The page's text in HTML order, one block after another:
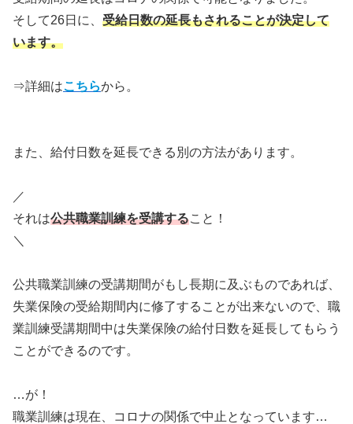
そして26日に、 受給日数の延長もされることが決定して
います。
⇒詳細はこちらから。
また、給付日数を延長できる別の方法があります。
／
それは公共職業訓練を受講すること！
＼
公共職業訓練の受講期間がもし長期に及ぶものであれば、
失業保険の受給期間内に修了することが出来ないので、職
業訓練受講期間中は失業保険の給付日数を延長してもらう
ことができるのです。
…が！
職業訓練は現在、コロナの関係で中止となっています…